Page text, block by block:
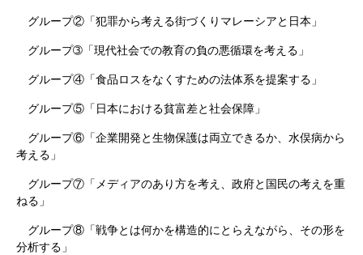
グループ②「犯罪から考える街づくりマレーシアと日本」
グループ➂「現代社会での教育の負の悪循環を考える」
グループ④「食品ロスをなくすための法体系を提案する」
グループ⑤「日本における貧富差と社会保障」
グループ⑥「企業開発と生物保護は両立できるか、水俣病から
考える」
グループ⑦「メディアのあり方を考え、政府と国民の考えを重
ねる」
グループ⑧「戦争とは何かを構造的にとらえながら、その形を
分析する」